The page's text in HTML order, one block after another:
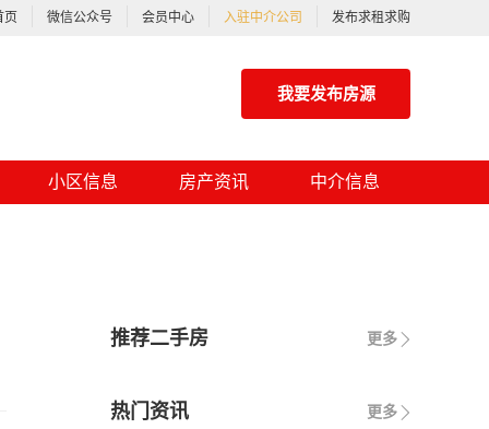
页 微信公众号 会员中心 入驻中介公司 发布求租求购
我要发布房源
小区信息 房产资讯 中介信息
更多
推荐二手房
更多
热门资讯